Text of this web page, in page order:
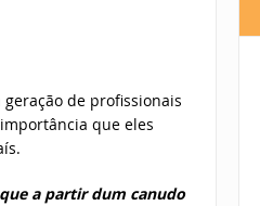
de profissionais
que eles
a partir dum canudo